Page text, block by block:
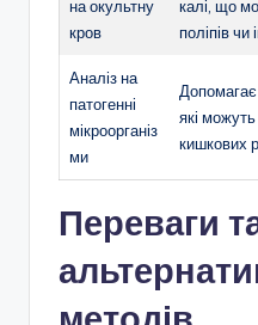
на окультну
кров
калі, що
поліпів
Аналіз на
патогенні
мікроорганіз
ми
Допомагає
які
кишкових
Переваги